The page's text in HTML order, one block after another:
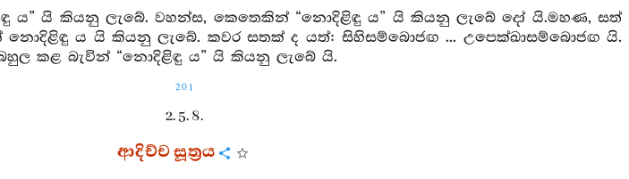
ය” යි කියනු ලැබේ. වහන්ස, කෙතෙකින් “නොදිළිඳු ය” යි කියනු ලැබේ දෝ යි.මහණ, සත්
නොදිළිඳු ය යි කියනු ලැබේ. කවර සතක් ද යත්: සිහිසම්බොජඟ ... උපෙක්ඛාසම්බොජඟ යි.
කළ බැවින් “නොදිළිඳු ය” යි කියනු ලැබේ යි.
201
2. 5. 8.
ආදිච්ච සූත්‍රය